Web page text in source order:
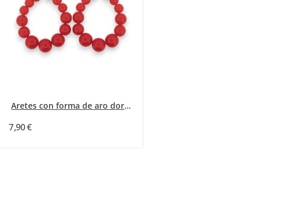
Aretes con forma de aro dorado y perlas rojas
7,90 €